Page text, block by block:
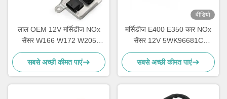
लाल OEM 12V मर्सिडीज NOx
सेंसर W166 W172 W205
W221 W212 C300 ML350
सबसे अच्छी कीमत पाएं
वीडियो
मर्सिडीज E400 E350 कार NOx
सेंसर 12V 5WK96681C
A0009053403
सबसे अच्छी कीमत पाएं